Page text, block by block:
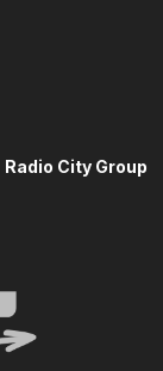
Radio City Group